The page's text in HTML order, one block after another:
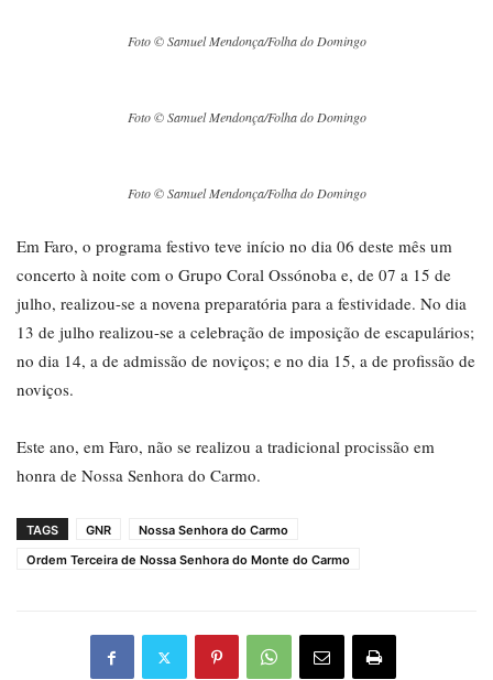
Foto © Samuel Mendonça/Folha do Domingo
Foto © Samuel Mendonça/Folha do Domingo
Foto © Samuel Mendonça/Folha do Domingo
Em Faro, o programa festivo teve início no dia 06 deste mês um
concerto à noite com o Grupo Coral Ossónoba e, de 07 a 15 de
julho, realizou-se a novena preparatória para a festividade. No dia
13 de julho realizou-se a celebração de imposição de escapulários;
no dia 14, a de admissão de noviços; e no dia 15, a de profissão de
noviços.
Este ano, em Faro, não se realizou a tradicional procissão em
honra de Nossa Senhora do Carmo.
TAGS GNR
Nossa Senhora do Carmo
Ordem Terceira de Nossa Senhora do Monte do Carmo